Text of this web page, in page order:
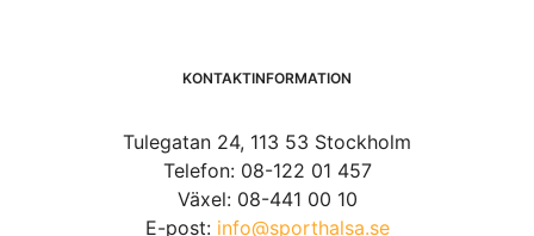
KONTAKTINFORMATION
Tulegatan 24, 113 53 Stockholm
Telefon: 08-122 01 457
Växel: 08-441 00 10
E-post: info@sporthalsa.se